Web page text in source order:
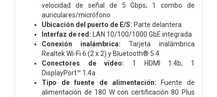
velocidad de señal de 5 Gbps; 1 combo de
auriculares/micrófono
Ubicación del puerto de E/S: Parte delantera
Interfaz de red: LAN 10/100/1000 GbE integrada
Conexión inalámbrica: Tarjeta inalámbrica
Realtek Wi-Fi 6 (2 x 2) y Bluetooth® 5.4
Conectores de vídeo: 1 HDMI 1.4b; 1
DisplayPort™ 1.4a
Tipo de fuente de alimentación: Fuente de
alimentación de 180 W con certificación 80 Plus